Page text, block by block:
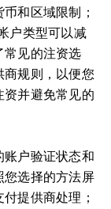
和区域限制；
户类型可以减
常见的注资选
规则，以便您
并避免常见的
户验证状态和
您选择的方法屏
提供商处理；